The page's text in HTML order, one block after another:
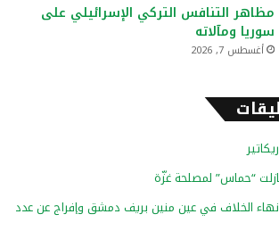
مظاهر التنافس التركي الإسرائيلي على
سوريا ومآلاته
أغسطس 7, 2026
“حماس” لمصلحة غزّة
الخلاف في عين منين بريف دمشق وإفراج عن عدد